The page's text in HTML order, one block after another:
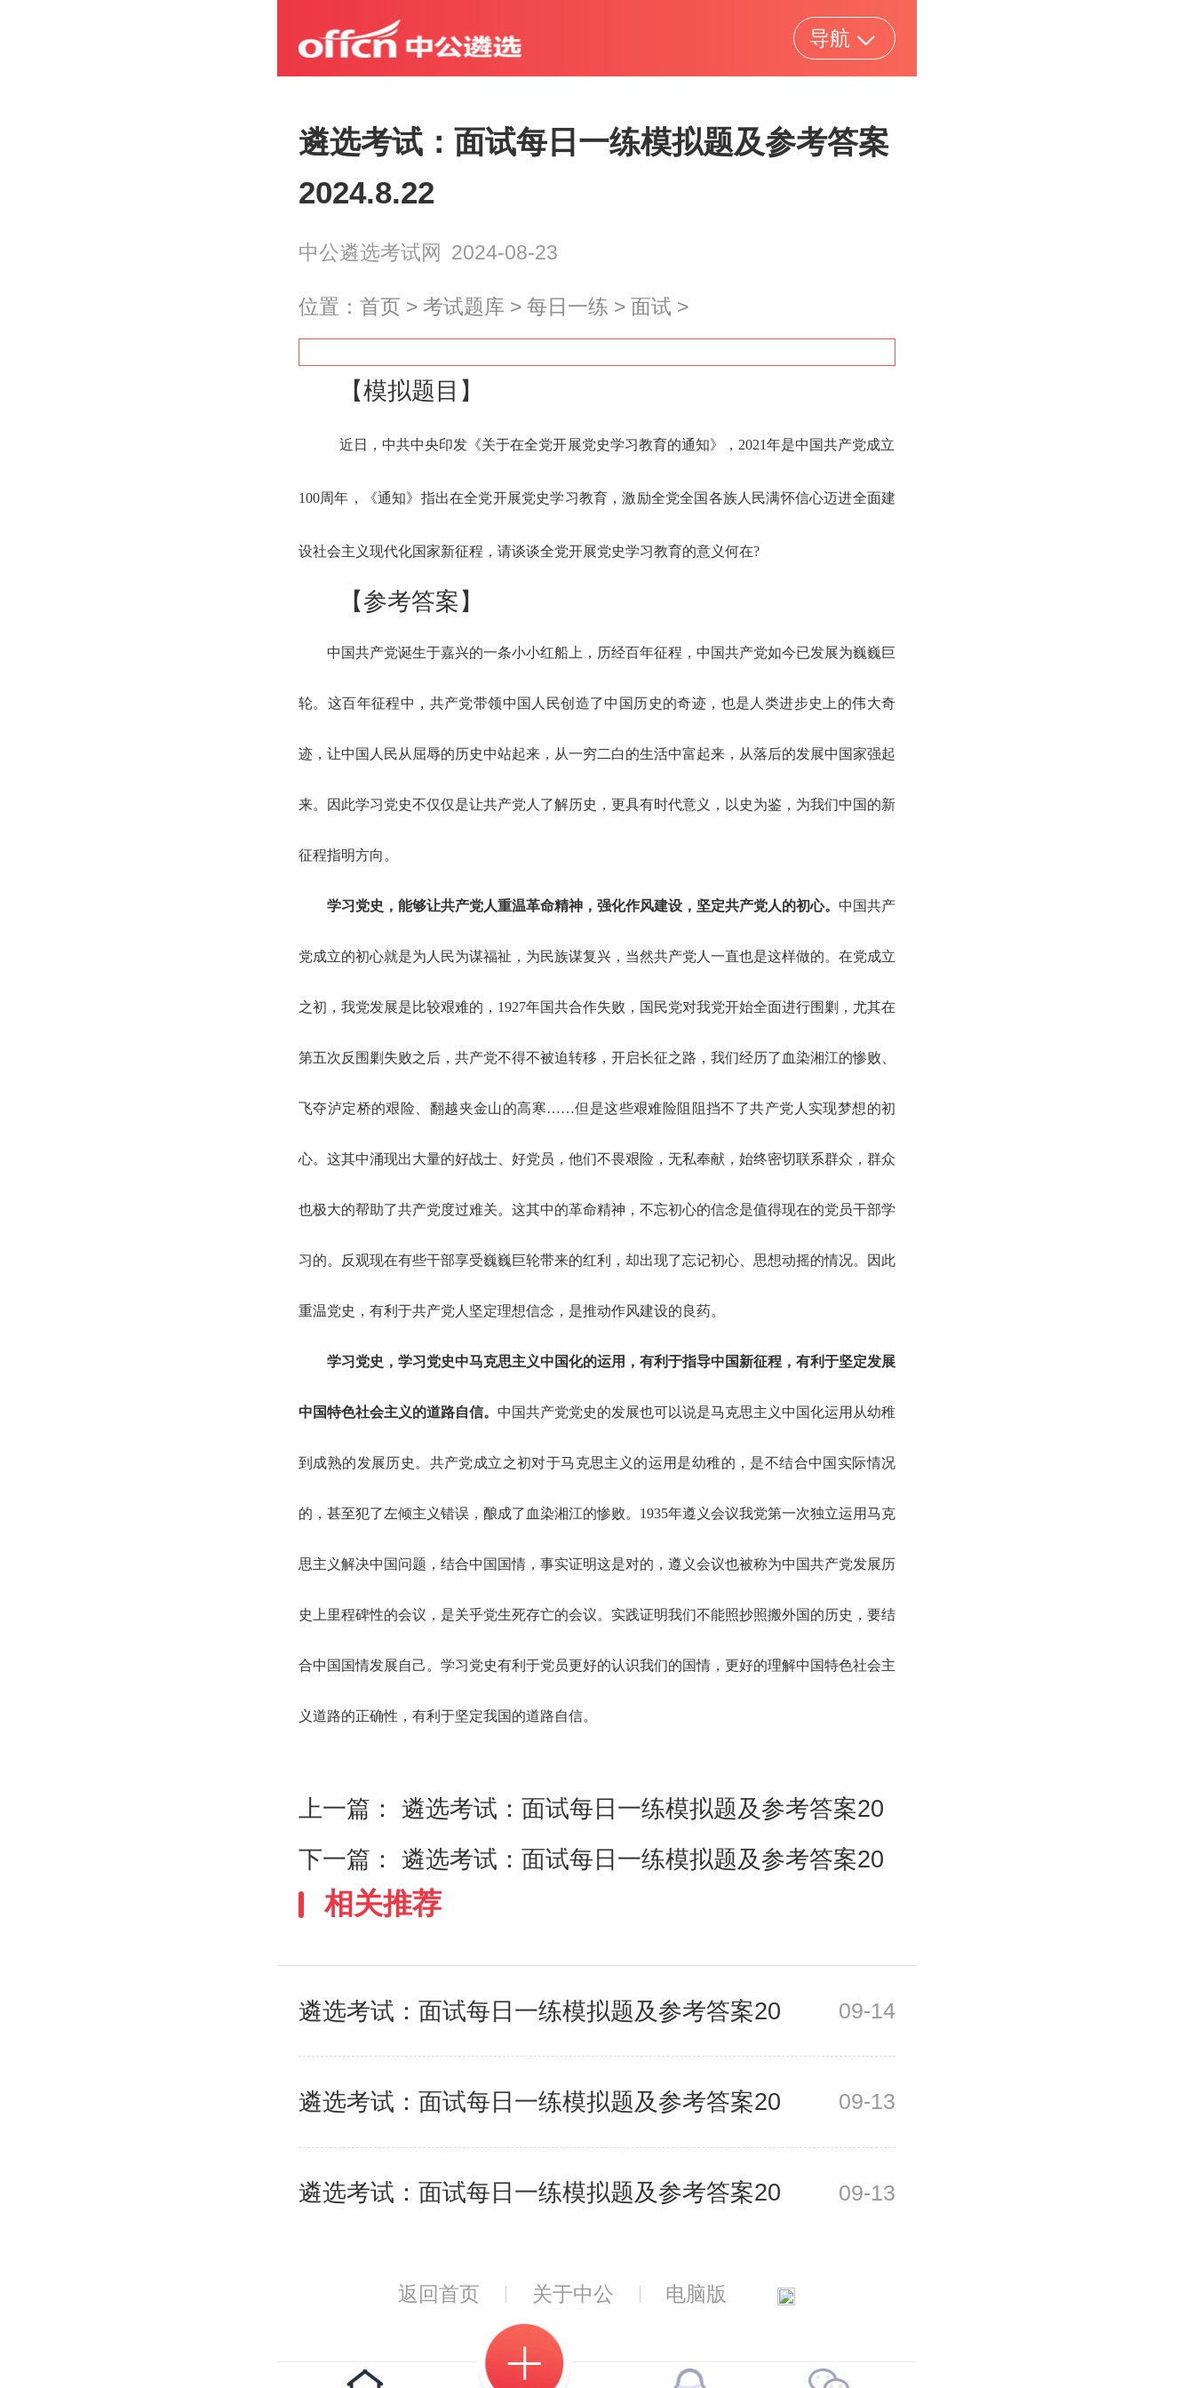
导航
遴选考试：面试每日一练模拟题及参考答案
2024.8.22
中公遴选考试网 2024-08-23
位置： 首页 > 考试题库 > 每日一练 > 面试 >
【模拟题目】
近日，中共中央印发《关于在全党开展党史学习教育的通知》，2021年是中国共产党成立
100周年，《通知》指出在全党开展党史学习教育，激励全党全国各族人民满怀信心迈进全面建
设社会主义现代化国家新征程，请谈谈全党开展党史学习教育的意义何在?
【参考答案】
中国共产党诞生于嘉兴的一条小小红船上，历经百年征程，中国共产党如今已发展为巍巍巨
轮。这百年征程中，共产党带领中国人民创造了中国历史的奇迹，也是人类进步史上的伟大奇
迹，让中国人民从屈辱的历史中站起来，从一穷二白的生活中富起来，从落后的发展中国家强起
来。因此学习党史不仅仅是让共产党人了解历史，更具有时代意义，以史为鉴，为我们中国的新
征程指明方向。
学习党史，能够让共产党人重温革命精神，强化作风建设，坚定共产党人的初心。 中国共产
党成立的初心就是为人民为谋福祉，为民族谋复兴，当然共产党人一直也是这样做的。在党成立
之初，我党发展是比较艰难的，1927年国共合作失败，国民党对我党开始全面进行围剿，尤其在
第五次反围剿失败之后，共产党不得不被迫转移，开启长征之路，我们经历了血染湘江的惨败、
飞夺泸定桥的艰险、翻越夹金山的高寒……但是这些艰难险阻阻挡不了共产党人实现梦想的初
心。这其中涌现出大量的好战士、好党员，他们不畏艰险，无私奉献，始终密切联系群众，群众
也极大的帮助了共产党度过难关。这其中的革命精神，不忘初心的信念是值得现在的党员干部学
习的。反观现在有些干部享受巍巍巨轮带来的红利，却出现了忘记初心、思想动摇的情况。因此
重温党史，有利于共产党人坚定理想信念，是推动作风建设的良药。
学习党史，学习党史中马克思主义中国化的运用，有利于指导中国新征程，有利于坚定发展
中国特色社会主义的道路自信。 中国共产党党史的发展也可以说是马克思主义中国化运用从幼稚
到成熟的发展历史。共产党成立之初对于马克思主义的运用是幼稚的，是不结合中国实际情况
的，甚至犯了左倾主义错误，酿成了血染湘江的惨败。1935年遵义会议我党第一次独立运用马克
思主义解决中国问题，结合中国国情，事实证明这是对的，遵义会议也被称为中国共产党发展历
史上里程碑性的会议，是关乎党生死存亡的会议。实践证明我们不能照抄照搬外国的历史，要结
合中国国情发展自己。学习党史有利于党员更好的认识我们的国情，更好的理解中国特色社会主
义道路的正确性，有利于坚定我国的道路自信。
上一篇： 遴选考试：面试每日一练模拟题及参考答案20
下一篇： 遴选考试：面试每日一练模拟题及参考答案20
相关推荐
遴选考试：面试每日一练模拟题及参考答案20 09-14
遴选考试：面试每日一练模拟题及参考答案20 09-13
遴选考试：面试每日一练模拟题及参考答案20 09-13
返回首页 关于中公 电脑版
北京
河北 山西 辽宁
黑龙江
省市遴选
考试公告 报考指导 考试通知
职位表 成绩查询 面试录用
中央遴选
考试公告 报考指导 考试通知
面试录用